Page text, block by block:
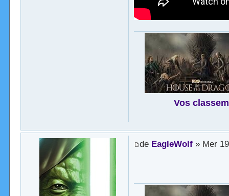
Vos
de EagleWolf» Mer